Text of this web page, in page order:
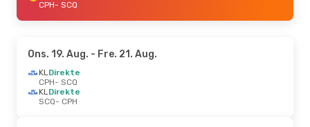
CPH- SCQ
Ons. 19. Aug. - Fre. 21. Aug.
KLDirekte
CPH- SCQ
KLDirekte
SCQ- CPH